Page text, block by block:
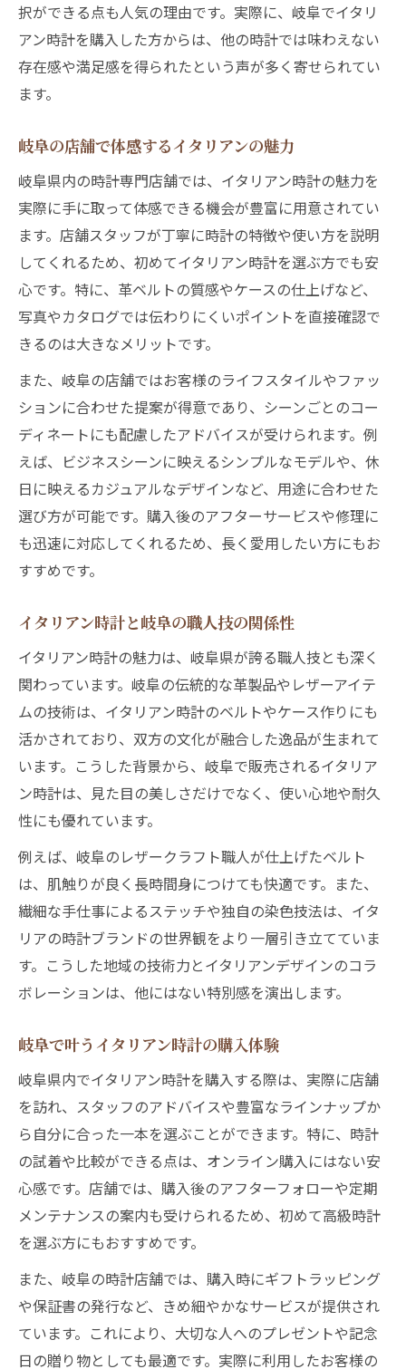
択ができる点も人気の理由です。実際に、岐阜でイタリ
アン時計を購入した方からは、他の時計では味わえない
存在感や満足感を得られたという声が多く寄せられてい
ます。
岐阜の店舗で体感するイタリアンの魅力
岐阜県内の時計専門店舗では、イタリアン時計の魅力を
実際に手に取って体感できる機会が豊富に用意されてい
ます。店舗スタッフが丁寧に時計の特徴や使い方を説明
してくれるため、初めてイタリアン時計を選ぶ方でも安
心です。特に、革ベルトの質感やケースの仕上げなど、
写真やカタログでは伝わりにくいポイントを直接確認で
きるのは大きなメリットです。
また、岐阜の店舗ではお客様のライフスタイルやファッ
ションに合わせた提案が得意であり、シーンごとのコー
ディネートにも配慮したアドバイスが受けられます。例
えば、ビジネスシーンに映えるシンプルなモデルや、休
日に映えるカジュアルなデザインなど、用途に合わせた
選び方が可能です。購入後のアフターサービスや修理に
も迅速に対応してくれるため、長く愛用したい方にもお
すすめです。
イタリアン時計と岐阜の職人技の関係性
イタリアン時計の魅力は、岐阜県が誇る職人技とも深く
関わっています。岐阜の伝統的な革製品やレザーアイテ
ムの技術は、イタリアン時計のベルトやケース作りにも
活かされており、双方の文化が融合した逸品が生まれて
います。こうした背景から、岐阜で販売されるイタリア
ン時計は、見た目の美しさだけでなく、使い心地や耐久
性にも優れています。
例えば、岐阜のレザークラフト職人が仕上げたベルト
は、肌触りが良く長時間身につけても快適です。また、
繊細な手仕事によるステッチや独自の染色技法は、イタ
リアの時計ブランドの世界観をより一層引き立てていま
す。こうした地域の技術力とイタリアンデザインのコラ
ボレーションは、他にはない特別感を演出します。
岐阜で叶うイタリアン時計の購入体験
岐阜県内でイタリアン時計を購入する際は、実際に店舗
を訪れ、スタッフのアドバイスや豊富なラインナップか
ら自分に合った一本を選ぶことができます。特に、時計
の試着や比較ができる点は、オンライン購入にはない安
心感です。店舗では、購入後のアフターフォローや定期
メンテナンスの案内も受けられるため、初めて高級時計
を選ぶ方にもおすすめです。
また、岐阜の時計店舗では、購入時にギフトラッピング
や保証書の発行など、きめ細やかなサービスが提供され
ています。これにより、大切な人へのプレゼントや記念
日の贈り物としても最適です。実際に利用したお客様の